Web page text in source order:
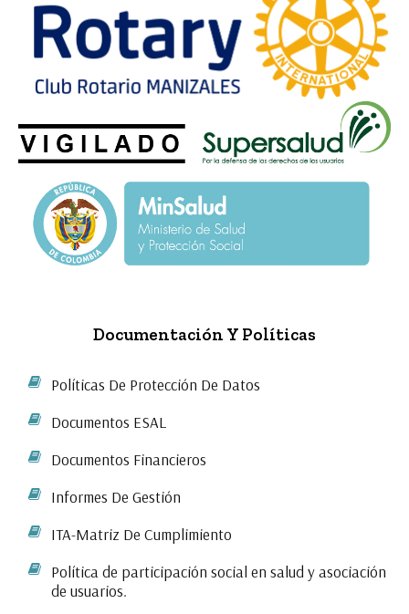
Documentación Y Políticas
Políticas De Protección De Datos
Documentos ESAL
Documentos Financieros
Informes De Gestión
ITA-Matriz De Cumplimiento
Política de participación social en salud y asociación
de usuarios.